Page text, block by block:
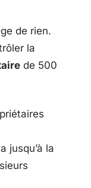
de rien.
la
de 500
jusqu’à la